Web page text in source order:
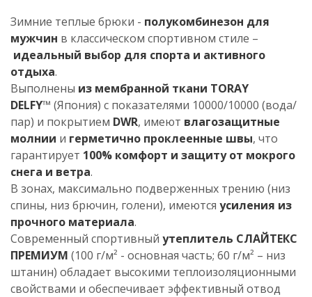
Зимние теплые брюки - полукомбинезон для
мужчин в классическом спортивном стиле –
идеальный выбор для спорта и активного
отдыха.
Выполнены из мембранной ткани TORAY
DELFY™ (Япония) с показателями 10000/10000 (вода/
пар) и покрытием DWR, имеют влагозащитные
молнии и герметично проклеенные швы, что
гарантирует 100% комфорт и защитуот мокрого
снега и ветра.
В зонах, максимально подверженных трению (низ
спины, низ брючин, голени), имеются усиления из
прочного материала.
Современный спортивный утеплитель СЛАЙТЕКС
ПРЕМИУМ (100 г/м² - основная часть; 60 г/м² – низ
штанин) обладает высокими теплоизоляционными
свойствами и обеспечивает эффективный отвод